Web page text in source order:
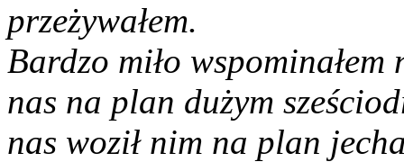
przeżywałem.
Bardzo miło
nas na plan dużym
nas woził nim na plan